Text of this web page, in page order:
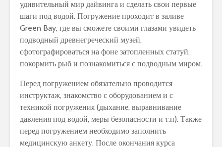
удивительный мир дайвинга и сделать свои первые
шаги под водой. Погружение проходит в заливе
Green Bay, где вы сможете своими глазами увидеть
подводный древнегреческий музей,
сфотографироваться на фоне затопленных статуй,
покормить рыб и познакомиться с подводным миром.
Перед погружением обязательно проводится
инструктаж, знакомство с оборудованием и с
техникой погружения (дыхание, выравнивание
давления под водой, меры безопасности и т.п). Также
перед погружением необходимо заполнить
медицинскую анкету. После окончания курса